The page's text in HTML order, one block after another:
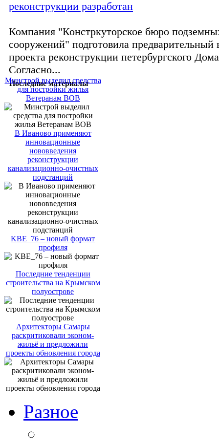
реконструкции разработан
Компания "Констркуторское бюро
сооружений" подготовила предварительный
проекта реконструкции петербургского
Согласно...
Последние материалы
Минстрой выделил средства
для постройки жилья
Ветеранам ВОВ
В Иваново применяют
инновационные
нововведения
реконструкции
канализационно-очистных
подстанций
KBE_76 – новый формат
профиля
Последние тенденции
строительства на Крымском
полуострове
Архитекторы Самары
раскритиковали эконом-
жильё и предложили
проекты обновления города
Разное